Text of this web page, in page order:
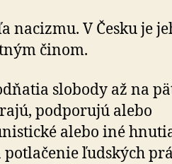
nacizmu. V Česku je
činom.
slobody až na
podporujú alebo
alebo iné
ľudských